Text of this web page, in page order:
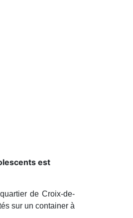
est
de Croix-de-
sur un container à